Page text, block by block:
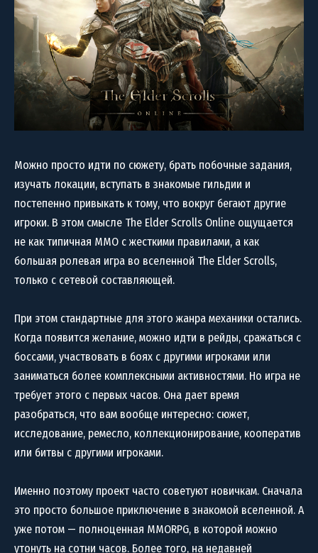
Можно просто идти по сюжету, брать побочные задания,
изучать локации, вступать в знакомые гильдии и
постепенно привыкать к тому, что вокруг бегают другие
игроки. В этом смысле The Elder Scrolls Online ощущается
не как типичная MMO с жесткими правилами, а как
большая ролевая игра во вселенной The Elder Scrolls,
только с сетевой составляющей.
При этом стандартные для этого жанра механики остались.
Когда появится желание, можно идти в рейды, сражаться с
боссами, участвовать в боях с другими игроками или
заниматься более комплексными активностями. Но игра не
требует этого с первых часов. Она дает время
разобраться, что вам вообще интересно: сюжет,
исследование, ремесло, коллекционирование, кооператив
или битвы с другими игроками.
Именно поэтому проект часто советуют новичкам. Сначала
это просто большое приключение в знакомой вселенной. А
уже потом — полноценная MMORPG, в которой можно
утонуть на сотни часов. Более того, на недавней